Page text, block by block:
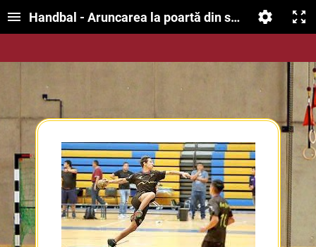
Handbal - Aruncarea la poartă din săritură